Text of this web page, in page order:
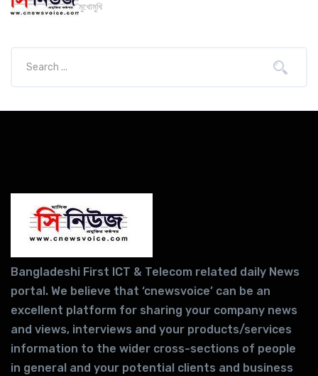
মুখোমুখি
Bangladeshi First ICT & Telecom related daily News
portal. We believe that ‘cnewsvoice’ can be an
excellent platform for sharing your company news
and views, interviews and your products/services
information to the wider cross-sections of people
in general and your potential clients and business